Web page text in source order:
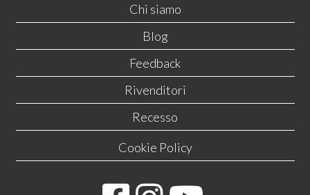
Chi siamo
Blog
Feedback
Rivenditori
Recesso
Cookie Policy